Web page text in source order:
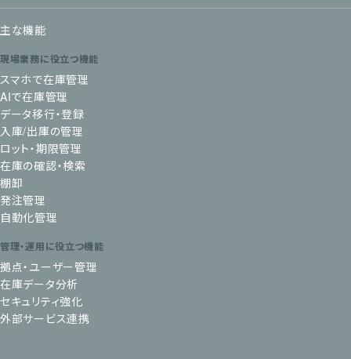
主な機能
現場業務に役立つ機能
スマホで在庫管理
AIで在庫管理
データ移行・登録
入庫/出庫の管理
ロット・期限管理
在庫の確認・検索
棚卸
発注管理
自動化管理
管理・運用に役立つ機能
拠点・ユーザー管理
在庫データ分析
セキュリティ強化
外部サービス連携